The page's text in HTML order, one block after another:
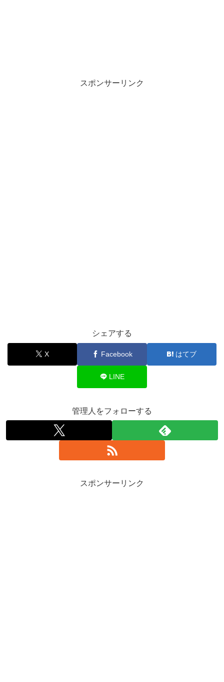
スポンサーリンク
シェアする
X Facebook はてブ
LINE
管理人をフォローする
スポンサーリンク